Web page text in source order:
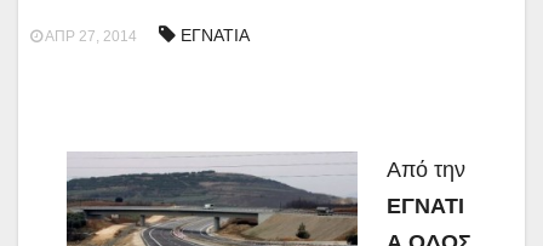
ΑΠΡ 27, 2014 ΕΓΝΑΤΙΑ
Από την
ΕΓΝΑΤΙ